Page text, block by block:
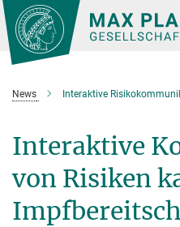
Hauptinhalt
News Interaktive
Interaktive
von Risiken